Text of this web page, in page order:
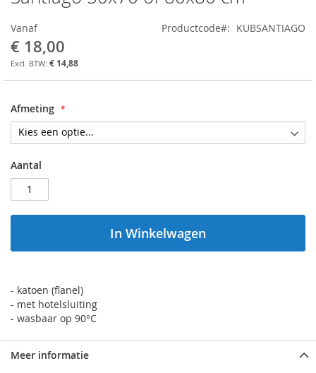
van
de
afbeeldingen-
Vanaf
€ 18,00
€ 14,88
Productcode KUBSANTIAGO
Afmeting
Aantal
In Winkelwagen
- katoen (flanel)
- met hotelsluiting
- wasbaar op 90°C
Meer informatie